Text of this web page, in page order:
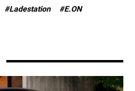
#Ladestation
#E.ON